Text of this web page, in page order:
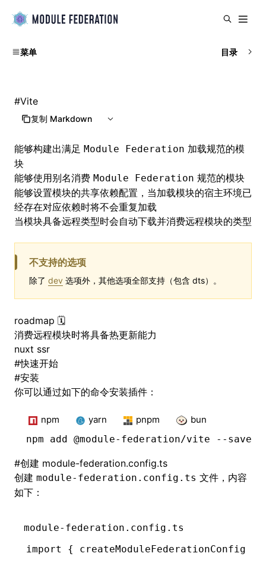
菜单 目录
#Vite
复制 Markdown
能够构建出满足 Module Federation 加载规范的模
块
能够使用别名消费 Module Federation 规范的模块
能够设置模块的共享依赖配置，当加载模块的宿主环境已
经存在对应依赖时将不会重复加载
当模块具备远程类型时会自动下载并消费远程模块的类型
不支持的选项
除了 dev 选项外，其他选项全部支持（包含 dts）。
roadmap 🗓️
消费远程模块时将具备热更新能力
nuxt ssr
#快速开始
#安装
你可以通过如下的命令安装插件：
npm yarn pnpm
bun
npm add @module-federation/vite --save
#创建 module-federation.config.ts
创建 module-federation.config.ts 文件，内容
如下：
module-federation.config.ts
import
{ createModuleFederationConfig }